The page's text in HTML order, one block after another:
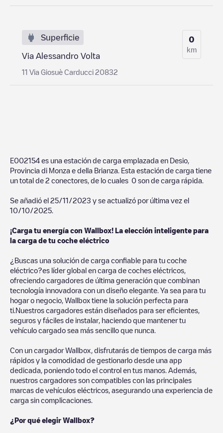
Superficie
Via Alessandro Volta
11 Via Giosuè Carducci 20832
0
km
E002154 es una estación de carga emplazada en Desio
Provincia di Monza e della Brianza . Esta estación de carga tiene
un total de 2 conectores, de lo cuales 0 son de carga rápida.
Se añadió el 25/11/2023 y se actualizó por última vez el
10/10/2025
¡Carga tu energía con Wallbox! La elección inteligente para
la carga de tu coche eléctrico
¿Buscas una solución de carga confiable para tu coche
eléctrico?es líder global en carga de coches eléctricos,
ofreciendo cargadores de última generación que combinan
tecnología innovadora con un diseño elegante. Ya sea para tu
hogar o negocio, Wallbox tiene la solución perfecta para
ti.Nuestros cargadores están diseñados para ser eficientes,
seguros y fáciles de instalar, haciendo que mantener tu
vehículo cargado sea más sencillo que nunca.
Con un cargador Wallbox, disfrutarás de tiempos de carga más
rápidos y la comodidad de gestionarlo desde una app
dedicada, poniendo todo el control en tus manos. Además,
nuestros cargadores son compatibles con las principales
marcas de vehículos eléctricos, asegurando una experiencia de
carga sin complicaciones.
¿Por qué elegir Wallbox?